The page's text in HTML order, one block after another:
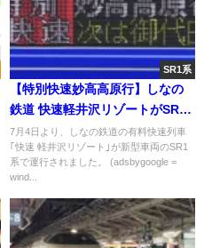
SR1系
【特別快速妙高高原行】しなの
鉄道 快速軽井沢リゾートがSR1
系で運行
7月4日より、しなの鉄道の有料快速列車
｢快速 軽井沢リゾート｣が新型車両のSR1
系で運行されました。 (adsbygoogle =
wind...